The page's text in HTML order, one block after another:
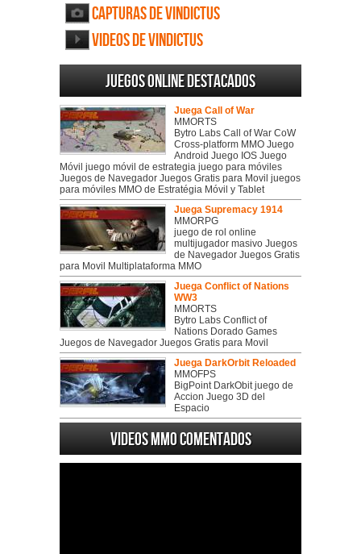
Capturas de Vindictus
Videos de Vindictus
Juegos online destacados
Juega Call of War
MMORTS
Bytro Labs Call of War CoW
Cross-platform MMO Juego
Android Juego IOS Juego
Móvil juego móvil de estrategia juego para móviles
Juegos de Navegador Juegos Gratis para Movil juegos
para móviles MMO de Estratégia Móvil y Tablet
Juega Supremacy 1914
MMORPG
juego de rol online
multijugador masivo Juegos
de Navegador Juegos Gratis
para Movil Multiplataforma MMO
Juega Conflict of Nations
WW3
MMORTS
Bytro Labs Conflict of
Nations Dorado Games
Juegos de Navegador Juegos Gratis para Movil
Juega DarkOrbit Reloaded
MMOFPS
BigPoint DarkObit juego de
Accion Juego 3D del
Espacio
Videos MMO Comentados